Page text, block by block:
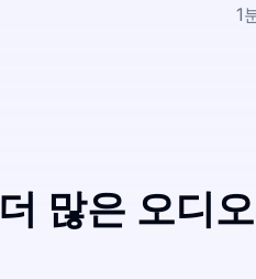
1
더 많은 오디